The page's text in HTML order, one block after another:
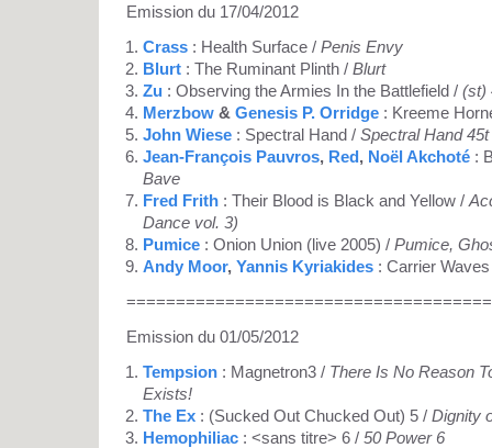
Emission du 17/04/2012
Crass : Health Surface / Penis Envy
Blurt : The Ruminant Plinth / Blurt
Zu : Observing the Armies In the Battlefield / (st)
Merzbow & Genesis P. Orridge : Kreeme
John Wiese : Spectral Hand / Spectral Hand 45t
Jean-François Pauvros, Red, Noël Akchoté :
Bave
Fred Frith : Their Blood is Black and Yellow /
Dance vol. 3)
Pumice : Onion Union (live 2005) / Pumice,
Andy Moor, Yannis Kyriakides : Carrier
Emission du 01/05/2012
Tempsion : Magnetron3 / There Is No Reason
Exists!
The Ex : (Sucked Out Chucked Out) 5 / Dignity
Hemophiliac : <sans titre> 6 / 50 Power 6